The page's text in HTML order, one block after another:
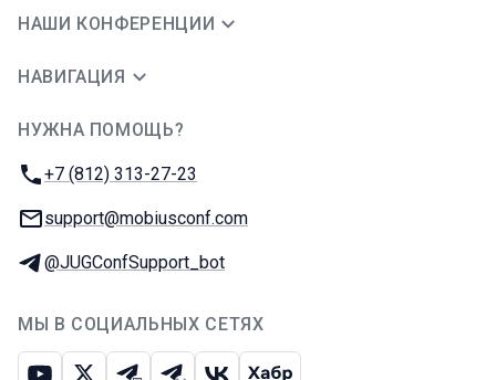
НАШИ КОНФЕРЕНЦИИ
НАВИГАЦИЯ
НУЖНА ПОМОЩЬ?
Телефон:
+7 (812) 313-27-23
E-mail:
support@mobiusconf.com
Телеграм:
@JUGConfSupport_bot
МЫ В СОЦИАЛЬНЫХ СЕТЯХ